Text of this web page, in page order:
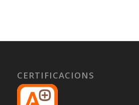
CERTIFICACIONS